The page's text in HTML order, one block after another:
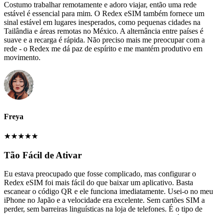
Costumo trabalhar remotamente e adoro viajar, então uma rede
estável é essencial para mim. O Redex eSIM também fornece um
sinal estável em lugares inesperados, como pequenas cidades na
Tailândia e áreas remotas no México. A alternância entre países é
suave e a recarga é rápida. Não preciso mais me preocupar com a
rede - o Redex me dá paz de espírito e me mantém produtivo em
movimento.
Freya
★★★★★
Tão Fácil de Ativar
Eu estava preocupado que fosse complicado, mas configurar o
Redex eSIM foi mais fácil do que baixar um aplicativo. Basta
escanear o código QR e ele funciona imediatamente. Usei-o no meu
iPhone no Japão e a velocidade era excelente. Sem cartões SIM a
perder, sem barreiras linguísticas na loja de telefones. É o tipo de